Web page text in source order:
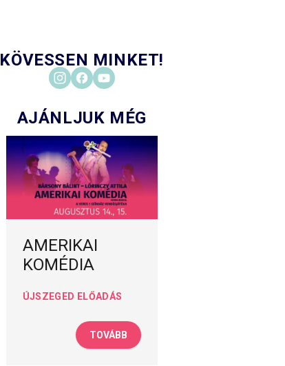
KÖVESSEN MINKET!
AJÁNLJUK MÉG
AMERIKAI
KOMÉDIA
ÚJSZEGED ELŐADÁS
TOVÁBB